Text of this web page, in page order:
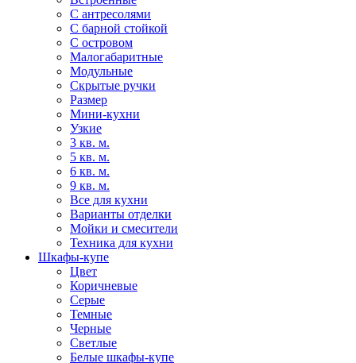
С антресолями
С барной стойкой
С островом
Малогабаритные
Модульные
Скрытые ручки
Размер
Мини-кухни
Узкие
3 кв. м.
5 кв. м.
6 кв. м.
9 кв. м.
Все для кухни
Варианты отделки
Мойки и смесители
Техника для кухни
Шкафы-купе
Цвет
Коричневые
Серые
Темные
Черные
Светлые
Белые шкафы-купе